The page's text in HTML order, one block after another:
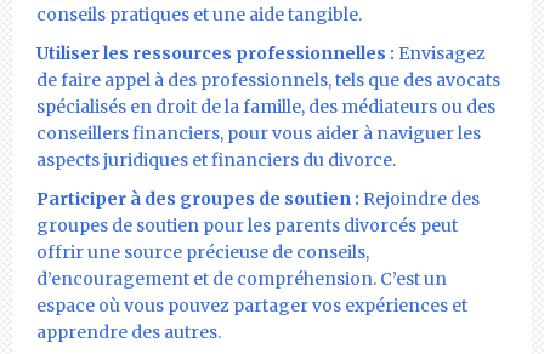
conseils pratiques et une aide tangible.
Utiliser les ressources professionnelles : Envisagez
de faire appel à des professionnels, tels que des avocats
spécialisés en droit de la famille, des médiateurs ou des
conseillers financiers, pour vous aider à naviguer les
aspects juridiques et financiers du divorce.
Participer à des groupes de soutien : Rejoindre des
groupes de soutien pour les parents divorcés peut
offrir une source précieuse de conseils,
d’encouragement et de compréhension. C’est un
espace où vous pouvez partager vos expériences et
apprendre des autres.